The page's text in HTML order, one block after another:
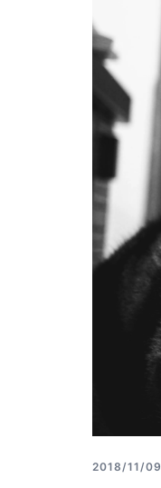
2018/11/09